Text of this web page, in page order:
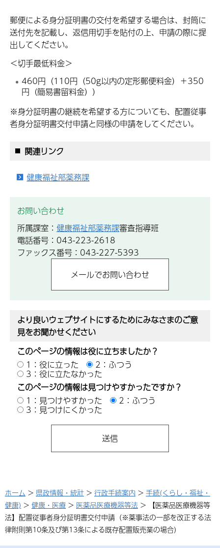
郵便による身分証明書の交付を希望する場合は、封筒に
送付先を記載し、返信用切手を貼付の上、申請の際に提
出してください。
＜切手最低料金＞
460円（110円（50g以内の定形郵便料金）＋350
円（簡易書留料金））
※身分証明書の継続を希望する方についても、配置従事
者身分証明書交付申請と同様の申請をしてください。
関連リンク
健康福祉部薬務課
お問い合わせ
所属課室： 健康福祉部薬務課審査指導班
電話番号：043-223-2618
ファックス番号：043-227-5393
より良いウェブサイトにするためにみなさまのご意
見をお聞かせください
このページの情報は役に立ちましたか？
1：役に立った
2：ふつう
3：役に立たなかった
このページの情報は見つけやすかったですか？
1：見つけやすかった
2：ふつう
3：見つけにくかった
ホーム > 県政情報・統計 > 行政手続案内 > 手続(くらし・福祉・
健康) > 健康・医療 > 医薬品医療機器等法 > 【医薬品医療機器等
法】配置従事者身分証明書交付申請（※薬事法の一部を改正する法
律附則第10条及び第13条による既存配置販売業の場合）